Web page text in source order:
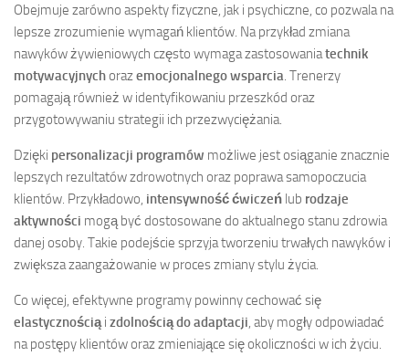
Obejmuje zarówno aspekty fizyczne, jak i psychiczne, co pozwala na
lepsze zrozumienie wymagań klientów. Na przykład zmiana
nawyków żywieniowych często wymaga zastosowaniatechnik
motywacyjnychorazemocjonalnego wsparcia. Trenerzy
pomagają również w identyfikowaniu przeszkód oraz
przygotowywaniu strategii ich przezwyciężania.
Dzięki personalizacji programów możliwe jest osiąganie znacznie
lepszych rezultatów zdrowotnych oraz poprawa samopoczucia
klientów. Przykładowo, intensywność ćwiczeń lub rodzaje
aktywności mogą być dostosowane do aktualnego stanu zdrowia
danej osoby. Takie podejście sprzyja tworzeniu trwałych nawyków i
zwiększa zaangażowanie w proces zmiany stylu życia.
Co więcej, efektywne programy powinny cechować się
elastycznościąi zdolnością do adaptacji, aby mogły odpowiadać
na postępy klientów oraz zmieniające się okoliczności w ich życiu.